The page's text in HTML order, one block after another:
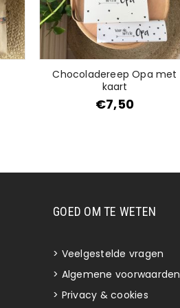
Chocoladereep Opa met
kaart
€7,50
GOED OM TE WETEN
> Veelgestelde vragen
> Algemene voorwaarden
> Privacy & cookies